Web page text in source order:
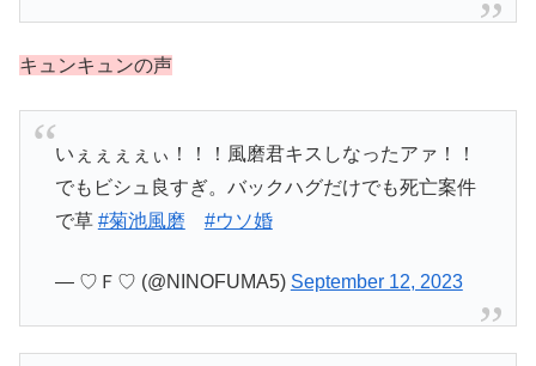
キュンキュンの声
いぇぇぇぇぃ！！！風磨君キスしなったアァ！！
でもビシュ良すぎ。バックハグだけでも死亡案件
で草 #菊池風磨 #ウソ婚
— ♡Ｆ♡ (@NINOFUMA5) September 12, 2023